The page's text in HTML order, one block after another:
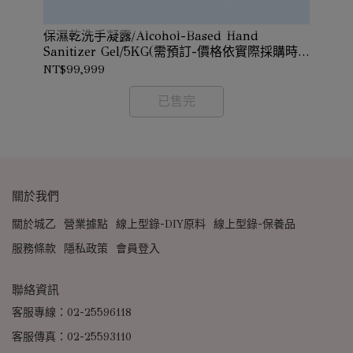
保濕乾洗手凝露/Alcohol-Based Hand
Sanitizer Gel/5KG(需預訂-價格依實際採購時
價確認)
NT$99,999
已售完
關於我們
關於城乙 營業據點 線上型錄-DIY原料 線上型錄-保養品
服務條款
隱私政策 會員登入
聯絡資訊
客服專線：02-25596118
客服傳真：02-25593110